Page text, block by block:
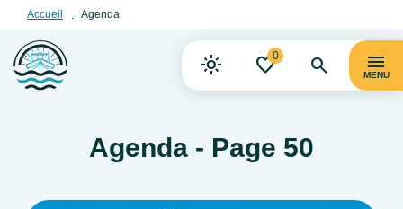
Accueil Agenda
0
MENU
Agenda - Page 50